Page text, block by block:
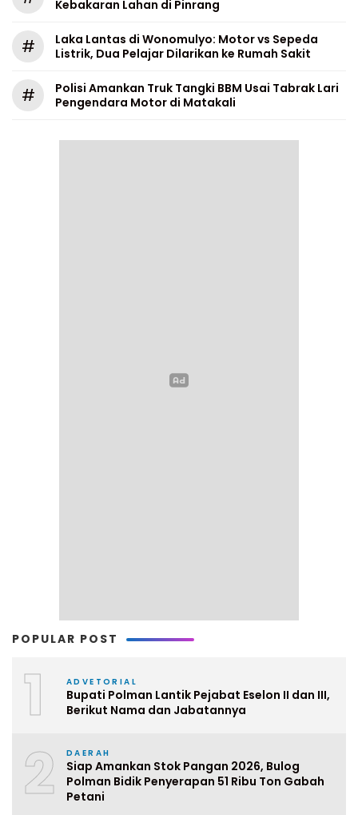
Kebakaran Lahan di Pinrang
#
Laka Lantas di Wonomulyo: Motor vs Sepeda
Listrik, Dua Pelajar Dilarikan ke Rumah Sakit
#
Polisi Amankan Truk Tangki BBM Usai Tabrak Lari
Pengendara Motor di Matakali
POPULAR POST
1 ADVETORIAL
Bupati Polman Lantik Pejabat Eselon II dan III,
Berikut Nama dan Jabatannya
2 DAERAH
Siap Amankan Stok Pangan 2026, Bulog
Polman Bidik Penyerapan 51 Ribu Ton Gabah
Petani